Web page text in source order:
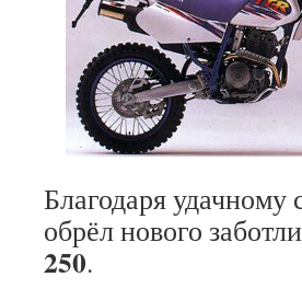
Благодаря удачному
обрёл нового
250.